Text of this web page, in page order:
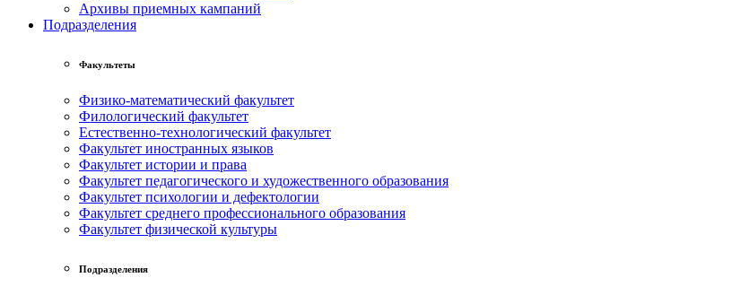
Архивы приемных кампаний
Подразделения
Факультеты
Физико-математический факультет
Филологический факультет
Естественно-технологический факультет
Факультет иностранных языков
Факультет истории и права
Факультет педагогического и художественного образования
Факультет психологии и дефектологии
Факультет среднего профессионального образования
Факультет физической культуры
Подразделения